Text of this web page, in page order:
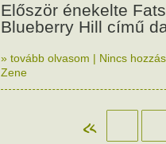
Először énekelte
Blueberry Hill című
» tovább olvasom | Nincs
Zene
«